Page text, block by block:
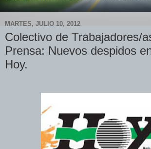
MARTES, JULIO 10, 2012
Colectivo de Trabajadores/
Prensa: Nuevos despidos
Hoy.